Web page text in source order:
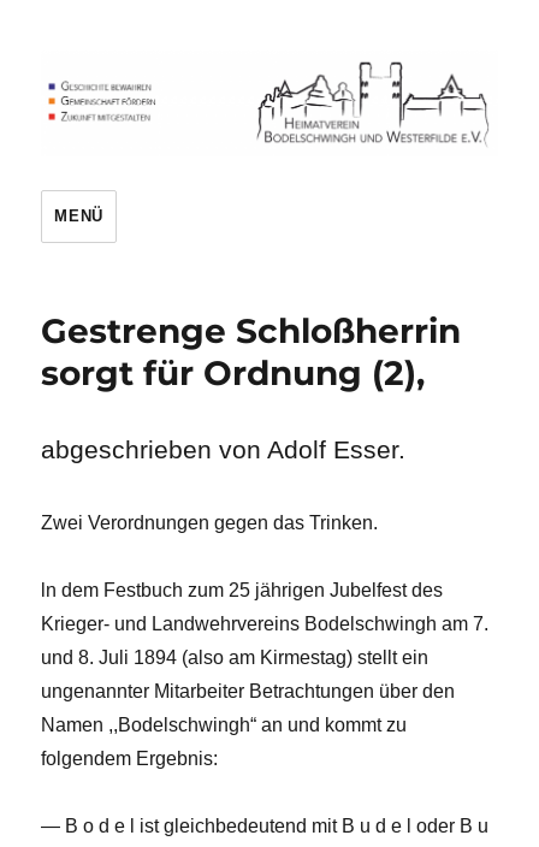
MENÜ
Gestrenge Schloßherrin
sorgt für Ordnung (2),
abgeschrieben von Adolf Esser.
Zwei Verordnungen gegen das Trinken.
ln dem Festbuch zum 25 jährigen Jubelfest des
Krieger- und Landwehrvereins Bodelschwingh am 7.
und 8. Juli 1894 (also am Kirmestag) stellt ein
ungenannter Mitarbeiter Betrachtungen über den
Namen ,,Bodelschwingh“ an und kommt zu
folgendem Ergebnis:
— B o d e l ist gleichbedeutend mit B u d e l oder B u